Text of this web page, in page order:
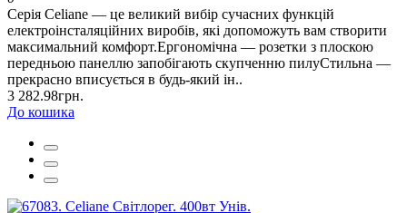
Серія Celiane — це великий вибір сучасних функцій
електроінсталяційних виробів, які допоможуть вам створити
максимальний комфорт.Ергономічна — розетки з плоскою
передньою панеллю запобігають скупченню пилуСтильна —
прекрасно вписується в будь-який ін..
3 282.98грн.
До кошика